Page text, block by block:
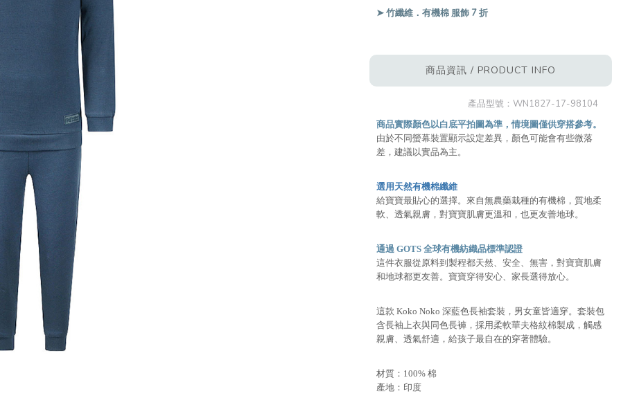
➤ 竹纖維．有機棉 服飾 7 折
商品資訊 / PRODUCT INFO
產品型號： WN1827-17-98104
商品實際顏色以白底平拍圖為準，情境圖僅供穿搭參考。
由於不同螢幕裝置顯示設定差異，顏色可能會有些微落
差，建議以實品為主。
選用天然有機棉纖維
給寶寶最貼心的選擇。來自無農藥栽種的有機棉，質地柔
軟、透氣親膚，對寶寶肌膚更溫和，也更友善地球。
通過 GOTS 全球有機紡織品標準認證
這件衣服從原料到製程都天然、安全、無害，對寶寶肌膚
和地球都更友善。寶寶穿得安心、家長選得放心。
這款 Koko Noko 深藍色長袖套裝，男女童皆適穿。套裝包
含長袖上衣與同色長褲，採用柔軟華夫格紋棉製成，觸感
親膚、透氣舒適，給孩子最自在的穿著體驗。
材質：100% 棉
產地：印度